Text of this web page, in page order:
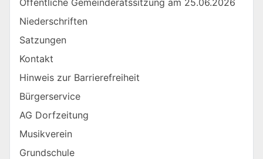
Öffentliche Gemeinderatssitzung am 25.06.2026
Niederschriften
Satzungen
Kontakt
Hinweis zur Barrierefreiheit
Bürgerservice
AG Dorfzeitung
Musikverein
Grundschule